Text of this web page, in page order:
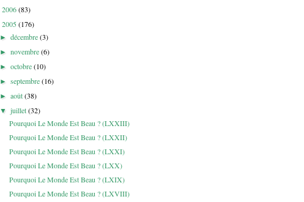
2006(83)
2005(176)
►décembre(3)
►novembre(6)
►octobre(10)
►septembre(16)
►août(38)
▼juillet(32)
Pourquoi Le Monde Est Beau ? (LXXIII)
Pourquoi Le Monde Est Beau ? (LXXII)
Pourquoi Le Monde Est Beau ? (LXXI)
Pourquoi Le Monde Est Beau ? (LXX)
Pourquoi Le Monde Est Beau ? (LXIX)
Pourquoi Le Monde Est Beau ? (LXVIII)